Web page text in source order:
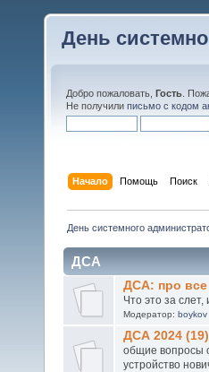
День
Добро пожаловать, Гость .
Не получили письмо с кодом
Начало Помощь Поиск
День системного
ДСА
ДСА: про все
Что это за
Модератор: boykov
ДСА 2024 (19)
общие вопросы
устройство